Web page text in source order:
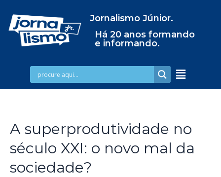
Jornalismo Júnior.
Há 20 anos formando
e informando.
A superprodutividade no
século XXI: o novo mal da
sociedade?